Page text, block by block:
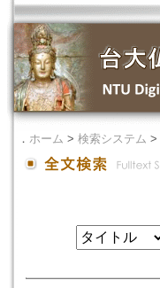
． ホーム > 検索システム >